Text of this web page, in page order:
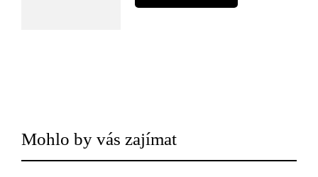
Mohlo by vás zajímat